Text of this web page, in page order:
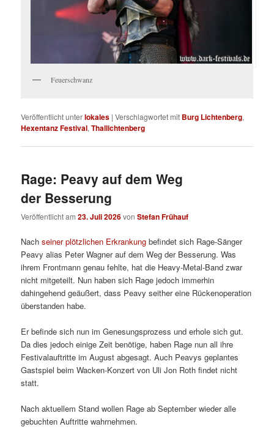
Feuerschwanz
Veröffentlicht unterlokales |Verschlagwortet mit Burg Lichtenberg,
Hexentanz Festival,Thallichtenberg
Rage: Peavy auf dem Weg
der Besserung
Veröffentlicht am23. Juli 2026vonStefan Frühauf
Nachseiner plötzlichen Erkrankung befindet sich Rage-Sänger
Peavy alias Peter Wagner auf dem Weg der Besserung. Was
ihrem Frontmann genau fehlte, hat die Heavy-Metal-Band zwar
nicht mitgeteilt. Nun haben sich Rage jedoch immerhin
dahingehend geäußert, dass Peavy seither eine Rückenoperation
überstanden habe.
Er befinde sich nun im Genesungsprozess und erhole sich gut.
Da dies jedoch einige Zeit benötige, haben Rage nun all ihre
Festivalauftritte im August abgesagt. Auch Peavys geplantes
Gastspiel beim Wacken-Konzert von Uli Jon Roth findet nicht
statt.
Nach aktuellem Stand wollen Rage ab September wieder alle
gebuchten Auftritte wahrnehmen.